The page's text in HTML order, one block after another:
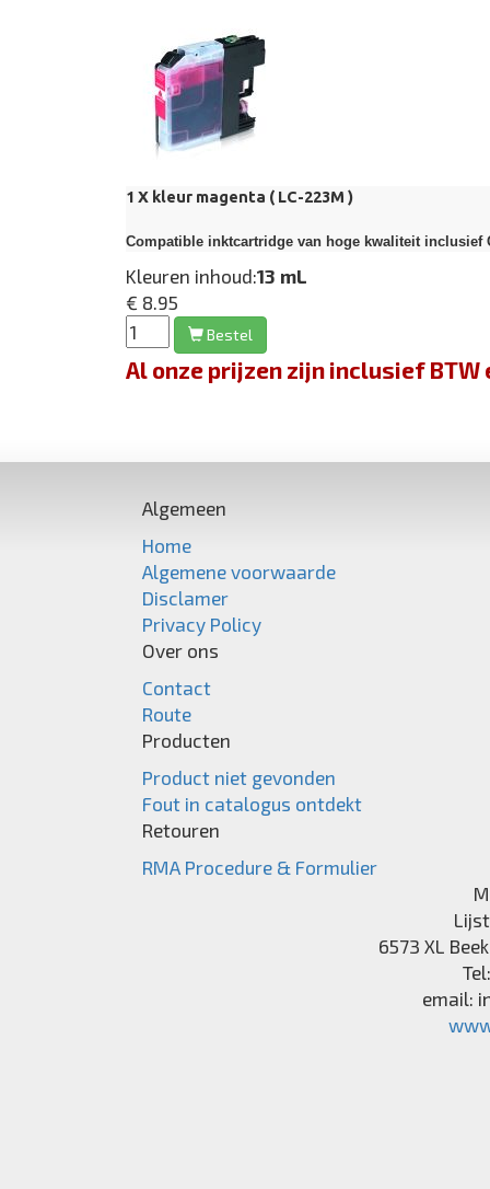
1 X kleur magenta ( LC-223M )
Compatible inktcartridge van hoge kwaliteit inclusief
Kleuren inhoud:13 mL
€ 8.95
Bestel
Al onze prijzen zijn inclusief
Algemeen
Home
Algemene voorwaarde
Disclamer
Privacy Policy
Over ons
Contact
Route
Producten
Product niet gevonden
Fout in catalogus ontdekt
Retouren
RMA Procedure & Formulier
6573 XL
email: